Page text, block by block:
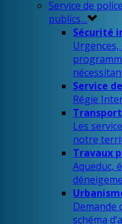
Service de
publics…
Sécurité
Service
Régie
Les
notre
Travaux
Aqueduc,
Demande
schéma